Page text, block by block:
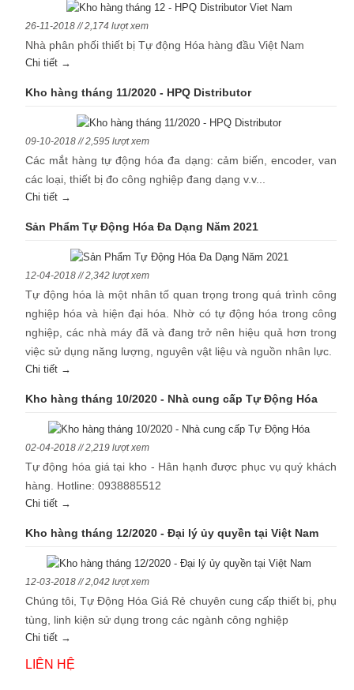
26-11-2018 // 2,174 lượt xem
Nhà phân phối thiết bị Tự động Hóa hàng đầu Việt Nam
Chi tiết →
Kho hàng tháng 11/2020 - HPQ Distributor
09-10-2018 // 2,595 lượt xem
Các mắt hàng tự động hóa đa dạng: cảm biến, encoder, van
các loại, thiết bị đo công nghiệp đang dạng v.v...
Chi tiết →
Sản Phẩm Tự Động Hóa Đa Dạng Năm 2021
12-04-2018 // 2,342 lượt xem
Tự động hóa là một nhân tố quan trọng trong quá trình công
nghiệp hóa và hiện đại hóa. Nhờ có tự động hóa trong công
nghiệp, các nhà máy đã và đang trở nên hiệu quả hơn trong
việc sử dụng năng lượng, nguyên vật liệu và nguồn nhân lực.
Chi tiết →
Kho hàng tháng 10/2020 - Nhà cung cấp Tự Động Hóa
02-04-2018 // 2,219 lượt xem
Tự động hóa giá tại kho - Hân hạnh được phục vụ quý khách
hàng. Hotline: 0938885512
Chi tiết →
Kho hàng tháng 12/2020 - Đại lý ủy quyền tại Việt Nam
12-03-2018 // 2,042 lượt xem
Chúng tôi, Tự Động Hóa Giá Rẻ chuyên cung cấp thiết bị, phụ
tùng, linh kiện sử dụng trong các ngành công nghiệp
Chi tiết →
LIÊN HỆ